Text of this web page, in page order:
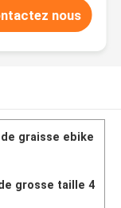
nous
graisse ebike
grosse taille 4